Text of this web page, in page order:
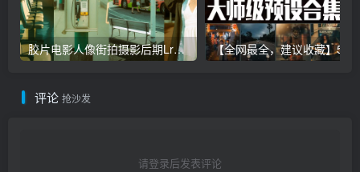
胶片电影人像街拍摄影后期Lr调色教程，手机滤镜PS+Lightroom预设下载！
评论 抢沙发
请登录后发表评论